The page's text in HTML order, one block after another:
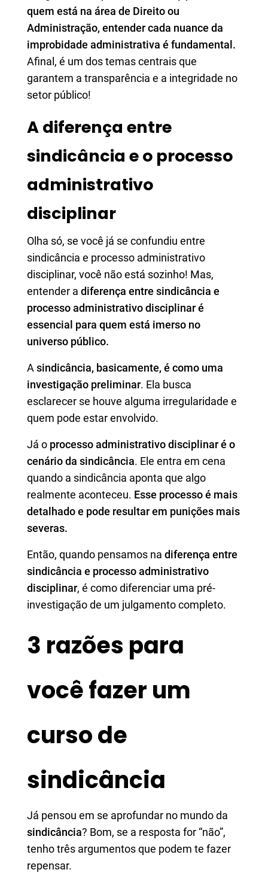
quem está na área de Direito ou
Administração, entender cada nuance da
improbidade administrativa é fundamental.
Afinal, é um dos temas centrais que
garantem a transparência e a integridade no
setor público!
A diferença entre
sindicância e o processo
administrativo
disciplinar
Olha só, se você já se confundiu entre
sindicância e processo administrativo
disciplinar, você não está sozinho! Mas,
entender a diferença entre sindicância e
processo administrativo disciplinar é
essencial para quem está imerso no
universo público.
A sindicância, basicamente, é como uma
investigação preliminar. Ela busca
esclarecer se houve alguma irregularidade e
quem pode estar envolvido.
Já o processo administrativo disciplinar é o
cenário da sindicância. Ele entra em cena
quando a sindicância aponta que algo
realmente aconteceu. Esse processo é mais
detalhado e pode resultar em punições mais
severas.
Então, quando pensamos na diferença entre
sindicância e processo administrativo
disciplinar, é como diferenciar uma pré-
investigação de um julgamento completo.
3 razões para
você fazer um
curso de
sindicância
Já pensou em se aprofundar no mundo da
sindicância? Bom, se a resposta for “não”,
tenho três argumentos que podem te fazer
repensar.